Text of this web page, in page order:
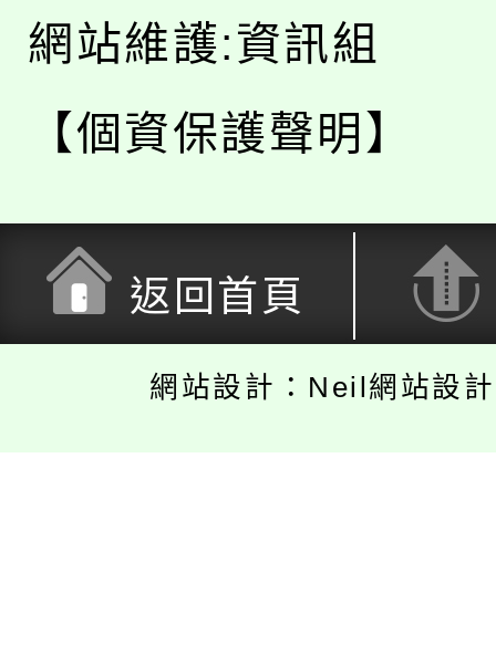
網站維護:資訊組
【個資保護聲明】
返回首頁
網站設計：Neil網站設